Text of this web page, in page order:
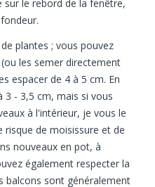
le rebord de la fenêtre,
plantes ; vous pouvez
les semer directement
espacer de 4 à 5 cm. En
3 - 3,5 cm, mais si vous
à l'intérieur, je vous le
risque de moisissure et de
nouveaux en pot, à
également respecter la
balcons sont généralement